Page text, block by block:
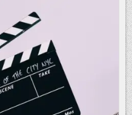
NOCH
BESSER“
–
MSV-
COACH
HIRSCH
SIEHT
TROTZ
3:0
MEHR
POTENZIAL,
MÜNSTER-